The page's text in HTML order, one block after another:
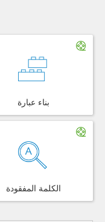
بناء عبارة
الكلمة المفقودة